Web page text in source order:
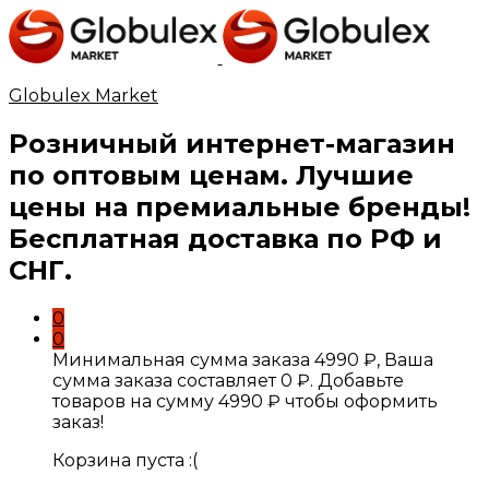
Globulex Market
Розничный интернет-магазин
по оптовым ценам. Лучшие
цены на премиальные бренды!
Бесплатная доставка по РФ и
СНГ.
0
0
Минимальная сумма заказа 4990 ₽, Ваша
сумма заказа составляет0 ₽. Добавьте
товаров на сумму 4990 ₽ чтобы оформить
заказ!
Корзина пуста :(